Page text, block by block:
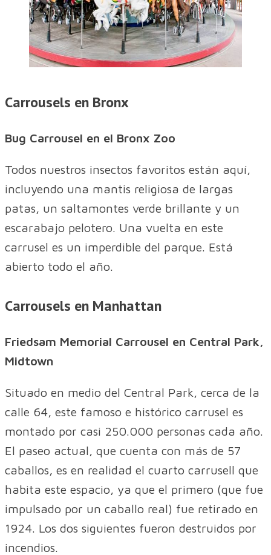
Carrousels en Bronx
Bug Carrousel en el Bronx Zoo
Todos nuestros insectos favoritos están aquí,
incluyendo una mantis religiosa de largas
patas, un saltamontes verde brillante y un
escarabajo pelotero. Una vuelta en este
carrusel es un imperdible del parque. Está
abierto todo el año.
Carrousels en Manhattan
Friedsam Memorial Carrousel en Central Park,
Midtown
Situado en medio del Central Park, cerca de la
calle 64, este famoso e histórico carrusel es
montado por casi 250.000 personas cada año.
El paseo actual, que cuenta con más de 57
caballos, es en realidad el cuarto carrusell que
habita este espacio, ya que el primero (que fue
impulsado por un caballo real) fue retirado en
1924. Los dos siguientes fueron destruidos por
incendios.